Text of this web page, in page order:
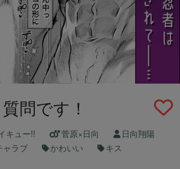
問です！
キュー!! 菅原×日向
日向翔陽
ャラブ かわいい
キス